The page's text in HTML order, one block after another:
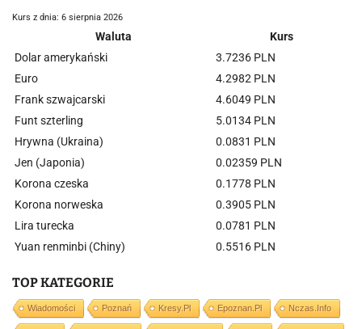
Kurs z dnia: 6 sierpnia 2026
Waluta
Kurs
Dolar amerykański
3.7236 PLN
Euro
4.2982 PLN
Frank szwajcarski
4.6049 PLN
Funt szterling
5.0134 PLN
Hrywna (Ukraina)
0.0831 PLN
Jen (Japonia)
0.02359 PLN
Korona czeska
0.1778 PLN
Korona norweska
0.3905 PLN
Lira turecka
0.0781 PLN
Yuan renminbi (Chiny)
0.5516 PLN
TOP KATEGORIE
Wiadomości Poznań Kresy.pl Epoznan.pl Nczas.info